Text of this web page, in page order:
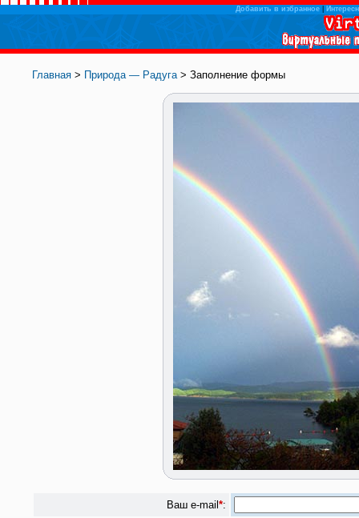
Добавить в избранное|
Главная > Природа — Радуга> Заполнение формы
Ваш e-mail *: